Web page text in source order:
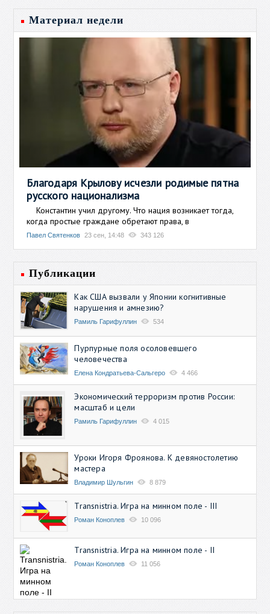
Материал недели
Благодаря Крылову исчезли родимые пятна
русского национализма
Константин учил другому. Что нация возникает тогда,
когда простые граждане обретают права, в
Павел Святенков 23 сен, 14:48 343 126
Публикации
Как США вызвали у Японии когнитивные
нарушения и амнезию?
Рамиль Гарифуллин 534
Пурпурные поля осоловевшего
человечества
Елена Кондратьева-Сальгеро 4 466
Экономический терроризм против России:
масштаб и цели
Рамиль Гарифуллин 4 015
Уроки Игоря Фроянова. К девяностолетию
мастера
Владимир Шульгин 8 879
Transnistria. Игра на минном поле - III
Роман Коноплев 10 096
Transnistria. Игра на минном поле - II
Роман Коноплев 11 056